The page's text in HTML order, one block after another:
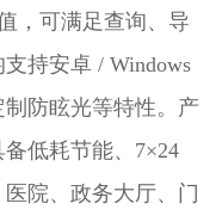
，可满足查询、导
持安卓 / Windows
防眩光等特性。产
低耗节能、7×24
院、政务大厅、门